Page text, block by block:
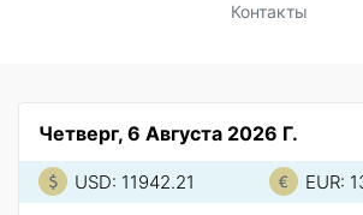
Контакты
Четверг, 6 Августа 2026 Г.
USD: 11942.21 EUR: